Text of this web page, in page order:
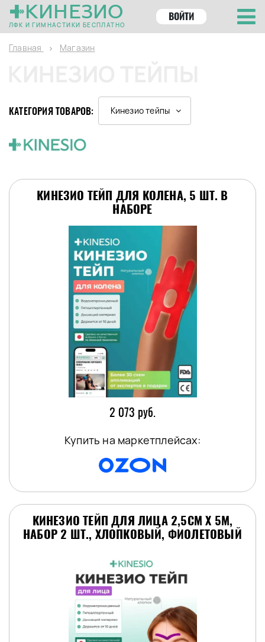
КИНЕЗИО
ЛФК И ГИМНАСТИКИ БЕСПЛАТНО
ВОЙТИ
Главная Магазин
КАТЕГОРИЯ ТОВАРОВ: Кинезио тейпы
КИНЕЗИО ТЕЙП ДЛЯ КОЛЕНА, 5 ШТ. В
НАБОРЕ
2 073 руб.
Купить на маркетплейсах:
КИНЕЗИО ТЕЙП ДЛЯ ЛИЦА 2,5СМ Х 5М,
НАБОР 2 ШТ., ХЛОПКОВЫЙ, ФИОЛЕТОВЫЙ